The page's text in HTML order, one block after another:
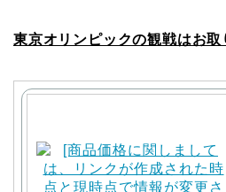
東京オリンピックの観戦はお取